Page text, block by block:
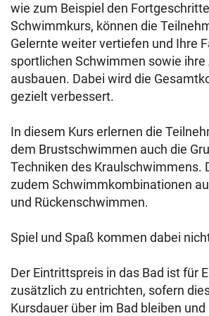
wie zum Beispiel den
Schwimmkurs, können die
Gelernte weiter vertiefen und Ihre
sportlichen Schwimmen sowie ihre
ausbauen. Dabei wird die
gezielt verbessert.
In diesem Kurs erlernen die
dem Brustschwimmen auch die
Techniken des Kraulschwimmens.
zudem Schwimmkombinationen
und Rückenschwimmen.
Spiel und Spaß kommen dabei
Der Eintrittspreis in das Bad ist für
zusätzlich zu entrichten, sofern
Kursdauer über im Bad bleiben